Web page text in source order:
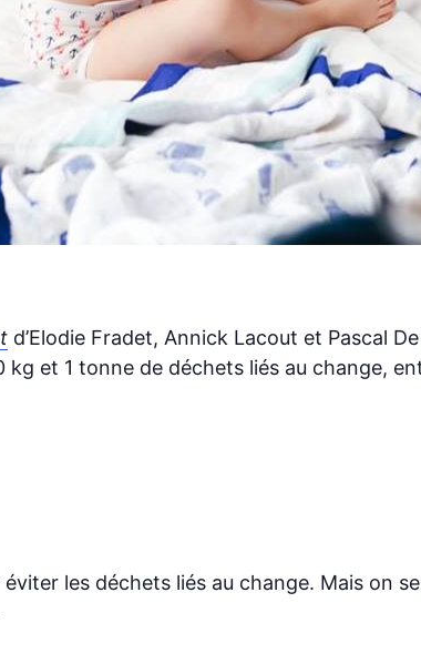
d’Elodie Fradet, Annick Lacout et Pascal
et 1 tonne de déchets liés au change,
les déchets liés au change. Mais on